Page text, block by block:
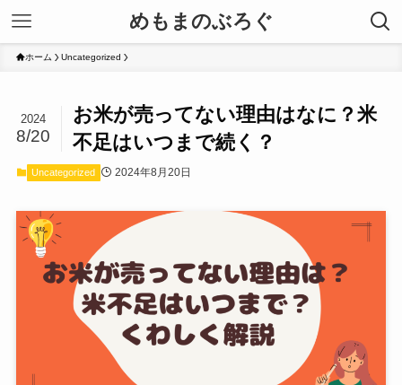
めもまのぶろぐ
ホーム Uncategorized
お米が売ってない理由はなに？米
不足はいつまで続く？
2024
8/20
Uncategorized 2024年8月20日